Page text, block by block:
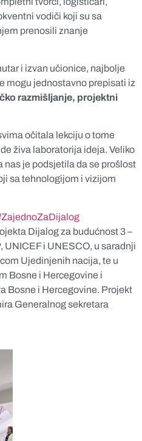
vodiči koji su sa
prenosili znanje
i izvan učionice, najbolje
mogu jednostavno prepisati iz
razmišljanje, projektni
očitala lekciju o tome
živa laboratorija ideja. Veliko
nas je podsjetila da se prošlost
sa tehnologijom i vizijom
Dijalog za budućnost 3 –
UNICEF i UNESCO, u saradnji
Ujedinjenih nacija, te u
Bosne i Hercegovine i
Bosne i Hercegovine. Projekt
Generalnog sekretara